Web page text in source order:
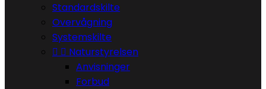
Standardskilte
Overvågning
Systemskilte
  Naturstyrelsen
Anvisninger
Forbud